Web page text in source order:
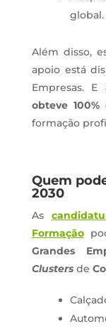
global.
Além disso,
apoio está
Empresas.
obteve 100%
formação
Quem
2030
As
Formação
Grandes
Clustersde